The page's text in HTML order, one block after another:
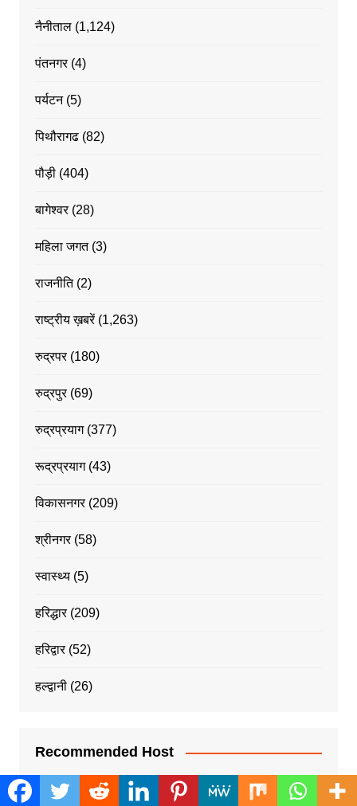
नैनीताल(1,124)
पंतनगर(4)
पर्यटन(5)
पिथौरागढ(82)
पौड़ी(404)
बागेश्वर(28)
महिला जगत(3)
राजनीति(2)
राष्ट्रीय ख़बरें(1,263)
रुद्रपर(180)
रुद्रपुर(69)
रुद्रप्रयाग(377)
रूद्रप्रयाग(43)
विकासनगर(209)
श्रीनगर(58)
स्वास्थ्य(5)
हरिद्धार(209)
हरिद्वार(52)
हल्द्वानी(26)
Recommended Host